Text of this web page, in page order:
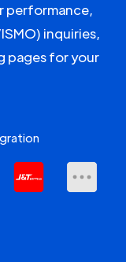
performance,
inquiries,
pages for your